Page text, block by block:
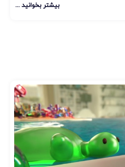
بیشتر بخوانید ...